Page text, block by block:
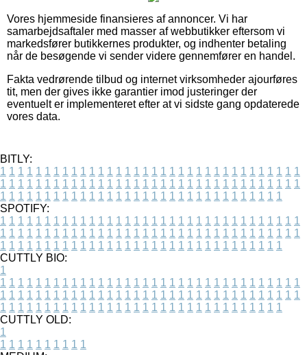
Vores hjemmeside finansieres af annoncer. Vi har
samarbejdsaftaler med masser af webbutikker eftersom vi
markedsfører butikkernes produkter, og indhenter betaling
når de besøgende vi sender videre gennemfører en handel.
Fakta vedrørende tilbud og internet virksomheder ajourføres
tit, men der gives ikke garantier imod justeringer der
eventuelt er implementeret efter at vi sidste gang opdaterede
vores data.
BITLY:
1 1 1 1 1 1 1 1 1 1 1 1 1 1 1 1 1 1 1 1 1 1 1 1 1 1 1 1 1 1 1 1 1 1
1 1 1 1 1 1 1 1 1 1 1 1 1 1 1 1 1 1 1 1 1 1 1 1 1 1 1 1 1 1 1 1 1 1
1 1 1 1 1 1 1 1 1 1 1 1 1 1 1 1 1 1 1 1 1 1 1 1 1 1 1 1 1 1 1 1
SPOTIFY:
1 1 1 1 1 1 1 1 1 1 1 1 1 1 1 1 1 1 1 1 1 1 1 1 1 1 1 1 1 1 1 1 1 1
1 1 1 1 1 1 1 1 1 1 1 1 1 1 1 1 1 1 1 1 1 1 1 1 1 1 1 1 1 1 1 1 1 1
1 1 1 1 1 1 1 1 1 1 1 1 1 1 1 1 1 1 1 1 1 1 1 1 1 1 1 1 1 1 1 1
CUTTLY BIO:
1
1 1 1 1 1 1 1 1 1 1 1 1 1 1 1 1 1 1 1 1 1 1 1 1 1 1 1 1 1 1 1 1 1 1
1 1 1 1 1 1 1 1 1 1 1 1 1 1 1 1 1 1 1 1 1 1 1 1 1 1 1 1 1 1 1 1 1 1
1 1 1 1 1 1 1 1 1 1 1 1 1 1 1 1 1 1 1 1 1 1 1 1 1 1 1 1 1 1 1 1
CUTTLY OLD:
1
1 1 1 1 1 1 1 1 1 1